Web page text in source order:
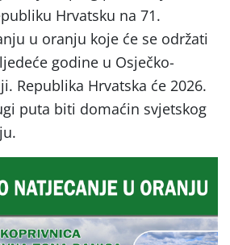
Hrvatsku na 71.
u oranju koje će se održati
godine u Osječko-
Republika Hrvatska će 2026.
puta biti domaćin svjetskog